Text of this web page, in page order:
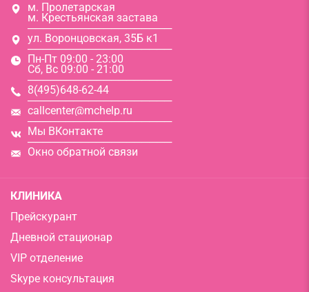
м. Пролетарская
м. Крестьянская застава
───────────────────
ул. Воронцовская, 35Б к1
───────────────────
Пн-Пт 09:00 - 23:00
Сб, Вс 09:00 - 21:00
───────────────────
8(495)648-62-44
───────────────────
callcenter@mchelp.ru
───────────────────
Мы ВКонтакте
───────────────────
Окно обратной связи
КЛИНИКА
Прейскурант
Дневной стационар
VIP отделение
Skype консультация